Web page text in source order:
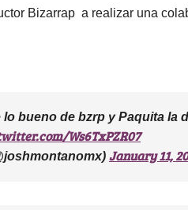
Bizarrap a realizar una
bueno de bzrp y Paquita la
Ws6TxPZR07
January 11,